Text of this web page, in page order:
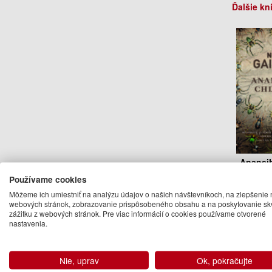
Ďalšie
Na
Používame cookies
Môžeme ich umiestniť na analýzu údajov o našich návštevníkoch, na zlepšenie
webových stránok, zobrazovanie prispôsobeného obsahu a na poskytovanie
zážitku z webových stránok. Pre viac informácií o cookies používame otvorené
nastavenia.
Nie, uprav Ok, pokračujte